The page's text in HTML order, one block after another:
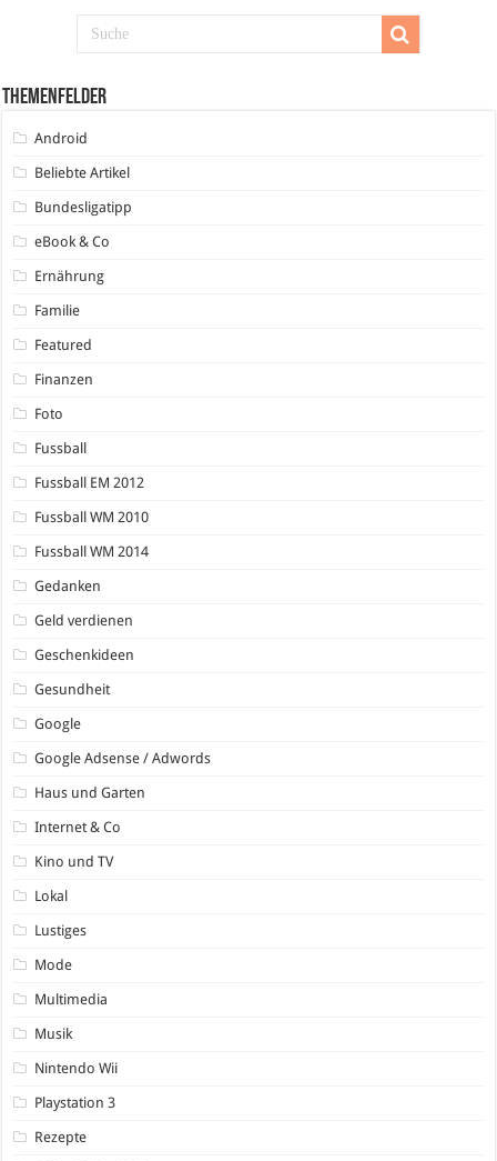
Themenfelder
Android
Beliebte Artikel
Bundesligatipp
eBook & Co
Ernährung
Familie
Featured
Finanzen
Foto
Fussball
Fussball EM 2012
Fussball WM 2010
Fussball WM 2014
Gedanken
Geld verdienen
Geschenkideen
Gesundheit
Google
Google Adsense / Adwords
Haus und Garten
Internet & Co
Kino und TV
Lokal
Lustiges
Mode
Multimedia
Musik
Nintendo Wii
Playstation 3
Rezepte